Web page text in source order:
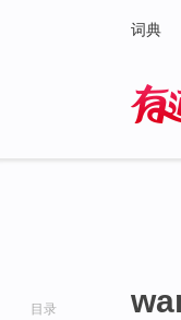
词典
目录